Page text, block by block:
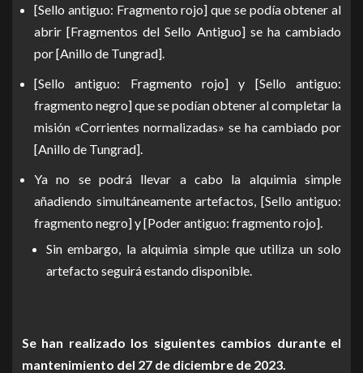
[Sello antiguo: Fragmento rojo] que se podía obtener al
abrir [Fragmentos del Sello Antiguo] se ha cambiado
por [Anillo de Tungrad].
[Sello antiguo: Fragmento rojo] y [Sello antiguo:
fragmento negro] que se podían obtener al completar la
misión «Corrientes normalizadas» se ha cambiado por
[Anillo de Tungrad].
Ya no se podrá llevar a cabo la alquimia simple
añadiendo simultáneamente artefactos, [Sello antiguo:
fragmento negro] y [Poder antiguo: fragmento rojo].
Sin embargo, la alquimia simple que utiliza un solo
artefacto seguirá estando disponible.
Se han realizado los siguientes cambios durante el
mantenimiento del 27 de diciembre de 2023.